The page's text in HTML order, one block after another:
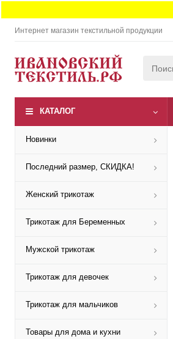
Интернет магазин текстильной продукции
КАТАЛОГ
Новинки
Последний размер, СКИДКА!
Женский трикотаж
Трикотаж для Беременных
Мужской трикотаж
Трикотаж для девочек
Трикотаж для мальчиков
Товары для дома и кухни